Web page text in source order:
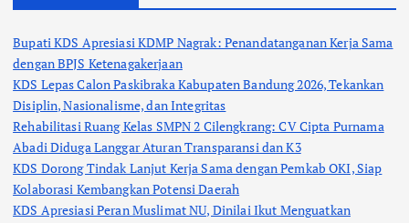
Bupati KDS Apresiasi KDMP Nagrak: Penandatanganan Kerja Sama
dengan BPJS Ketenagakerjaan
KDS Lepas Calon Paskibraka Kabupaten Bandung 2026, Tekankan
Disiplin, Nasionalisme, dan Integritas
Rehabilitasi Ruang Kelas SMPN 2 Cilengkrang: CV Cipta Purnama
Abadi Diduga Langgar Aturan Transparansi dan K3
KDS Dorong Tindak Lanjut Kerja Sama dengan Pemkab OKI, Siap
Kolaborasi Kembangkan Potensi Daerah
KDS Apresiasi Peran Muslimat NU, Dinilai Ikut Menguatkan